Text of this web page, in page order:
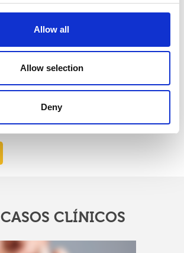
Allow all
Allow selection
Deny
CASOS CLÍNICOS